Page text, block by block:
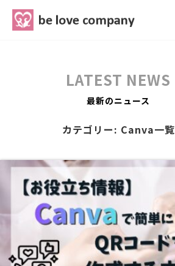
MG研修
スタッフ紹介
最新ブログ
LATEST NEWS
最新のニュース
カテゴリー: Canva一覧